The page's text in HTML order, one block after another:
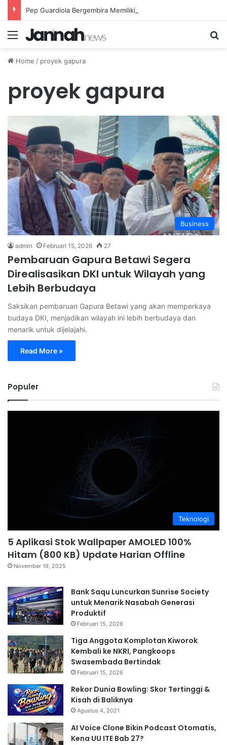
Menu
Home / proyek gapura
proyek gapura
Business
admin Februari 15, 2026 27
Pembaruan Gapura Betawi Segera
Direalisasikan DKI untuk Wilayah yang
Lebih Berbudaya
Saksikan pembaruan Gapura Betawi yang akan memperkaya
budaya DKI, menjadikan wilayah ini lebih berbudaya dan
menarik untuk dijelajahi.
Read More »
Populer
Teknologi
5 Aplikasi Stok Wallpaper AMOLED 100%
Hitam (800 KB) Update Harian Offline
November 19, 2025
Bank Saqu Luncurkan Sunrise Society
untuk Menarik Nasabah Generasi
Produktif
Februari 15, 2026
Tiga Anggota Komplotan Kiworok
Kembali ke NKRI, Pangkoops
Swasembada Bertindak
Februari 15, 2026
Rekor Dunia Bowling: Skor Tertinggi &
Kisah di Baliknya
Agustus 4, 2021
AI Voice Clone Bikin Podcast Otomatis,
Kena UU ITE Bab 27?